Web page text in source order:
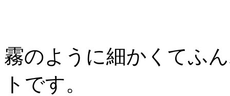
霧のように細かくてふ
トです。